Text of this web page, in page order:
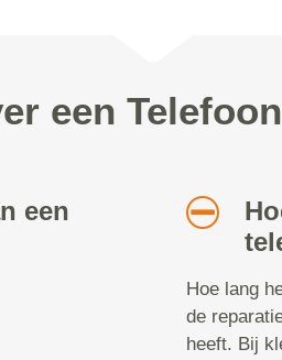
een
een
Hoe lang
de
heeft. Bij